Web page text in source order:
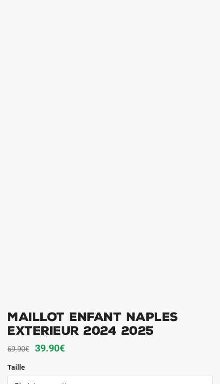
Maillot Enfant Naples
Exterieur 2024 2025
69.90€
Le
initial
39.90€Le
actuel
Taille